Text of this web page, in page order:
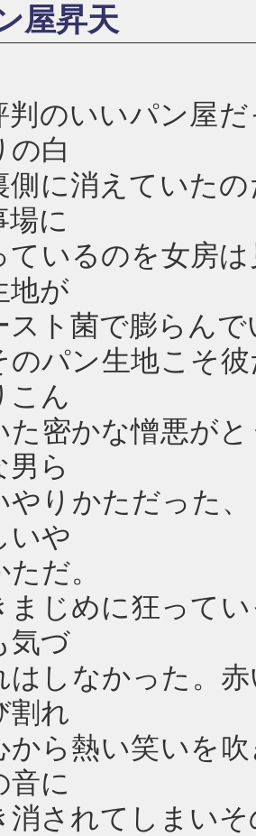
屋昇天
のいいパン屋だ
の白
側に消えていた
場に
ているのを女房
地が
スト菌で膨らんで
パン生地こそ彼
こん
た密かな憎悪が
男ら
やりかただった
いや
ただ。
じめに狂ってい
気づ
はしなかった。
割れ
から熱い笑いを
音に
消されてしまい